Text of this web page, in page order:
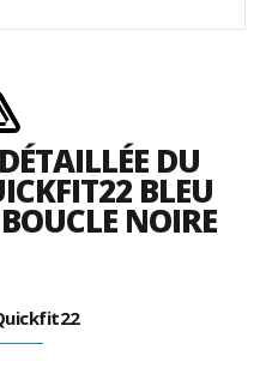
DU
BLEU
NOIRE